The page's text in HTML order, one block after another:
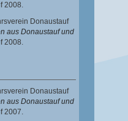
2008.
Donaustauf
aus Donaustauf und
2008.
Donaustauf
aus Donaustauf und
2007.